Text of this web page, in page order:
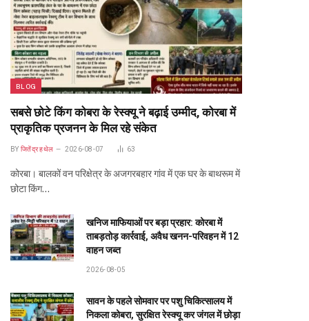
BLOG
सबसे छोटे किंग कोबरा के रेस्क्यू ने बढ़ाई उम्मीद, कोरबा में
प्राकृतिक प्रजनन के मिल रहे संकेत
BY जितेंद्र हथेल 2026-08-07 63
कोरबा। बालकों वन परिक्षेत्र के अजगरबहार गांव में एक घर के बाथरूम में
छोटा किंग…
खनिज माफियाओं पर बड़ा प्रहार: कोरबा में
ताबड़तोड़ कार्रवाई, अवैध खनन-परिवहन में 12
वाहन जब्त
2026-08-05
सावन के पहले सोमवार पर पशु चिकित्सालय में
निकला कोबरा, सुरक्षित रेस्क्यू कर जंगल में छोड़ा